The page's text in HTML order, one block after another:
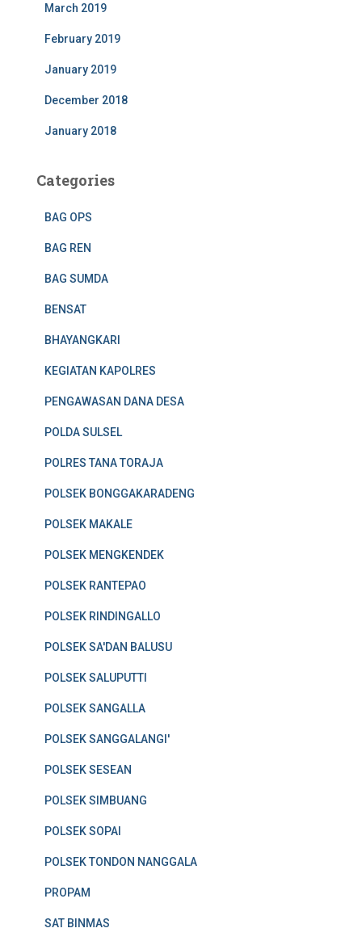
March 2019
February 2019
January 2019
December 2018
January 2018
Categories
BAG OPS
BAG REN
BAG SUMDA
BENSAT
BHAYANGKARI
KEGIATAN KAPOLRES
PENGAWASAN DANA DESA
POLDA SULSEL
POLRES TANA TORAJA
POLSEK BONGGAKARADENG
POLSEK MAKALE
POLSEK MENGKENDEK
POLSEK RANTEPAO
POLSEK RINDINGALLO
POLSEK SA'DAN BALUSU
POLSEK SALUPUTTI
POLSEK SANGALLA
POLSEK SANGGALANGI'
POLSEK SESEAN
POLSEK SIMBUANG
POLSEK SOPAI
POLSEK TONDON NANGGALA
PROPAM
SAT BINMAS